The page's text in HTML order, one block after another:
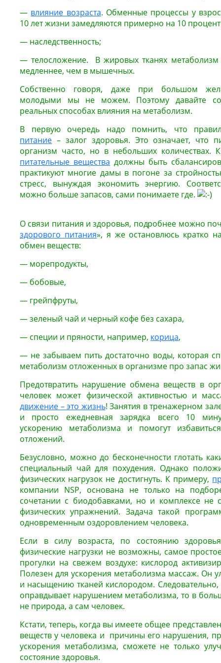
— влияние возраста. Обменные процессы у
10 лет жизни замедляются примерно на 10
— наследственность;
— телосложение. В жировых тканях
медленнее, чем в мышечных.
Собственно говоря, даже при большом
молодыми мы не можем. Поэтому давайте
реальных способах влияния на метаболизм.
В первую очередь надо помнить, что
питание – залог здоровья. Это означает, что
организм часто, но в небольших количествах.
питательные вещества должны быть
практикуют многие дамы в погоне за
стресс, вынуждая экономить энергию.
можно больше запасов, сами понимаете где.
О связи питания и здоровья, подробнее можно
здорового питания», я же остановлюсь кратко
обмен веществ:
— морепродукты,
— бобовые,
— грейпфруты,
— зеленый чай и черный кофе без сахара,
— специи и пряности, например, корица,
— не забываем пить достаточно воды, которая
метаболизм отложенных в организме про запас
Предотвратить нарушение обмена веществ в
человек может физической активностью и
движение – это жизнь! Занятия в тренажерном
и просто ежедневная зарядка всего 10
ускорению метаболизма и помогут
отложений.
Безусловно, можно до бесконечности глотать
специальный чай для похудения. Однако
физических нагрузок не достигнуть. К примеру,
компании NSP, основана не только на
сочетании с биодобавками, но и комплексе не
физических упражнений. Задача такой
одновременным оздоровлением человека.
Если в силу возраста, по состоянию
физические нагрузки не возможны, самое
прогулки на свежем воздухе: кислород
Полезен для ускорения метаболизма массаж. Он
и насыщению тканей кислородом.
оправдывает нарушением метаболизма, то в
не природа, а сам человек.
Кстати, теперь, когда вы имеете общее
веществ у человека и причины его нарушения,
ускорения метаболизма, сможете не только
состояние здоровья.